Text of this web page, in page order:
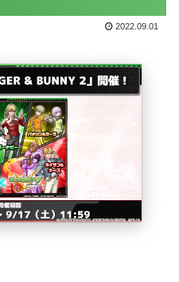
2022.09.01